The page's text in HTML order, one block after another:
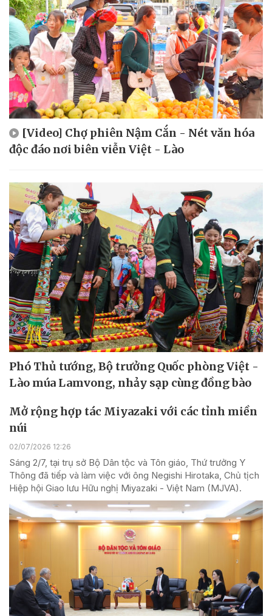
[Video] Chợ phiên Nậm Cắn - Nét văn hóa
độc đáo nơi biên viễn Việt - Lào
Phó Thủ tướng, Bộ trưởng Quốc phòng Việt -
Lào múa Lamvong, nhảy sạp cùng đồng bào
Mở rộng hợp tác Miyazaki với các tỉnh miền
núi
02/07/2026 12:26
Sáng 2/7, tại trụ sở Bộ Dân tộc và Tôn giáo, Thứ trưởng Y
Thông đã tiếp và làm việc với ông Negishi Hirotaka, Chủ tịch
Hiệp hội Giao lưu Hữu nghị Miyazaki - Việt Nam (MJVA).